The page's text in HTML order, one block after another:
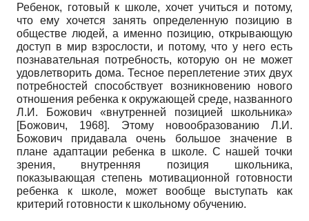
Ребенок, готовый к школе, хочет учиться и потому,
что ему хочется занять определенную позицию в
обществе людей, а именно позицию, открывающую
доступ в мир взрослости, и потому, что у него есть
познавательная потребность, которую он не может
удовлетворить дома. Тесное переплетение этих двух
потребностей способствует возникновению нового
отношения ребенка к окружающей среде, названного
Л.И. Божович «внутренней позицией школьника»
[Божович, 1968]. Этому новообразованию Л.И.
Божович придавала очень большое значение в
плане адаптации ребенка в школе. С нашей точки
зрения, внутренняя позиция школьника,
показывающая степень мотивационной готовности
ребенка к школе, может вообще выступать как
критерий готовности к школьному обучению.